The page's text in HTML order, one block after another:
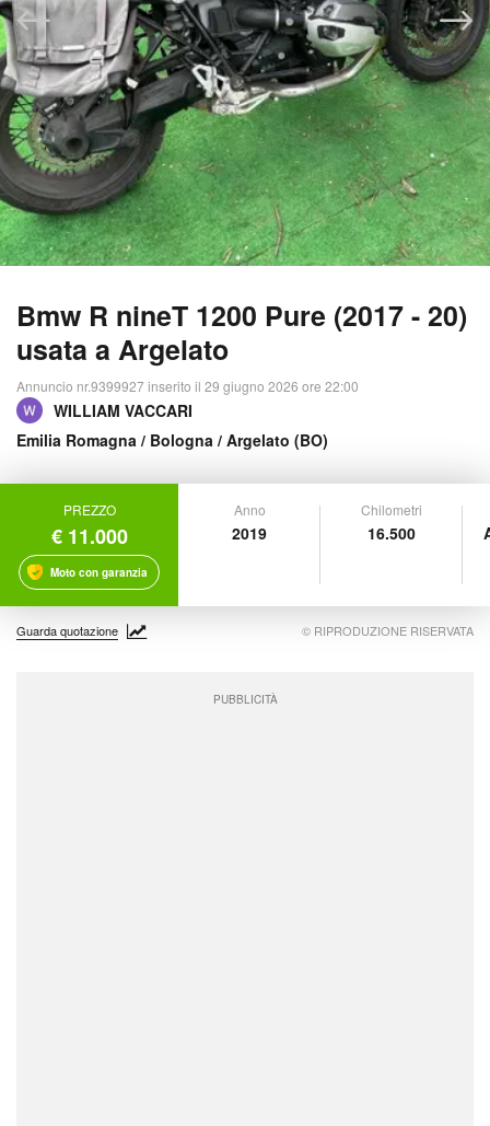
Bmw R nineT 1200 Pure (2017 - 20)
usata a Argelato
Emilia Romagna / Bologna / Argelato (BO)
Annuncio nr.9399927 inserito il 29 giugno 2026 ore 22:00
WILLIAM VACCARI
PREZZO
€ 11.000
Moto con garanzia
Anno
2019
Chilometri
16.500
Guarda quotazione © RIPRODUZIONE RISERVATA
PUBBLICITÀ